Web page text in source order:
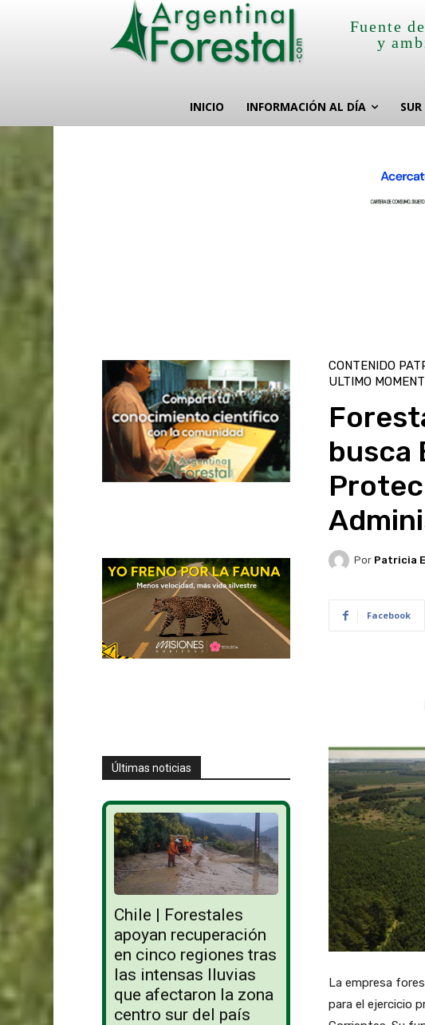
Fuente
y
INICIO INFORMACIÓN AL DÍA
Últimas noticias
Chile | Forestales
apoyan recuperación
en cinco regiones tras
las intensas lluvias
que afectaron la zona
centro sur del país
CONTENIDO
ULTIMO
busca
Por Patricia
Facebook
La empresa
para el ejercicio